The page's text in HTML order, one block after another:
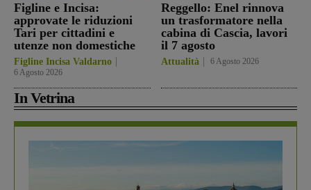
Figline e Incisa:
approvate le riduzioni
Tari per cittadini e
utenze non domestiche
Figline Incisa Valdarno
6 Agosto 2026
Reggello: Enel rinnova
un trasformatore nella
cabina di Cascia, lavori
il 7 agosto
Attualità 6 Agosto 2026
In Vetrina